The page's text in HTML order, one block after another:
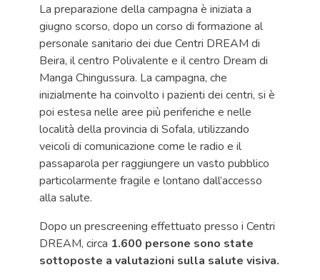
La preparazione della campagna è iniziata a
giugno scorso, dopo un corso di formazione al
personale sanitario dei due Centri DREAM di
Beira, il centro Polivalente e il centro Dream di
Manga Chingussura. La campagna, che
inizialmente ha coinvolto i pazienti dei centri, si è
poi estesa nelle aree più periferiche e nelle
località della provincia di Sofala, utilizzando
veicoli di comunicazione come le radio e il
passaparola per raggiungere un vasto pubblico
particolarmente fragile e lontano dall’accesso
alla salute.
Dopo un prescreening effettuato presso i Centri
DREAM, circa 1.600 persone sono state
sottoposte a valutazioni sulla salute visiva.